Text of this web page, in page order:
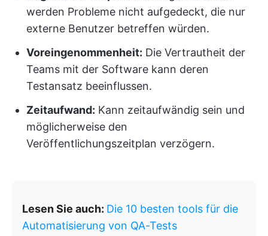
werden Probleme nicht aufgedeckt, die nur
externe Benutzer betreffen würden.
Voreingenommenheit: Die Vertrautheit der
Teams mit der Software kann deren
Testansatz beeinflussen.
Zeitaufwand: Kann zeitaufwändig sein und
möglicherweise den
Veröffentlichungszeitplan verzögern.
Lesen Sie auch: Die 10 besten tools für die
Automatisierung von QA-Tests